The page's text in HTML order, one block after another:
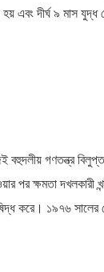
দীর্ঘ ৯ মাস যুদ্ধ
গণতন্ত্র
পর ক্ষমতা দখলকারী
করে। ১৯৭৬